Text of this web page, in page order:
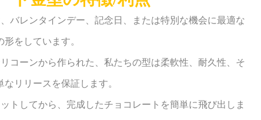
バレンタインデー、記念日、または特別な機会に最適な
をしています。
コーンから作られた、私たちの型は柔軟性、耐久性、そ
リリースを保証します。
トしてから、完成したチョコレートを簡単に飛び出しま